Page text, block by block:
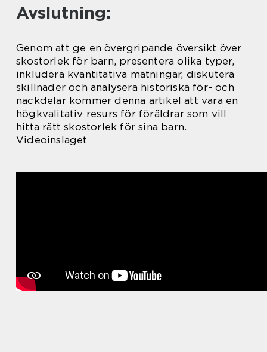
Avslutning:
Genom att ge en övergripande översikt över
skostorlek för barn, presentera olika typer,
inkludera kvantitativa mätningar, diskutera
skillnader och analysera historiska för- och
nackdelar kommer denna artikel att vara en
högkvalitativ resurs för föräldrar som vill
hitta rätt skostorlek för sina barn.
Videoinslaget